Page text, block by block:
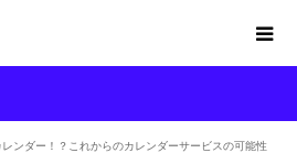
ンダー！？これからのカレンダーサービスの可能性